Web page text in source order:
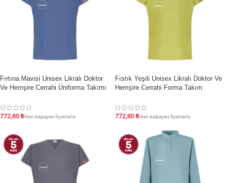
İndirim
Fırtına Mavisi Unisex Likralı Doktor
Ve Hemşire Cerrahi Üniforma Takımı
772,80₺'den başlayan fiyatlarla
İndirim
Fıstık Yeşili Unisex Likralı Doktor Ve
Hemşire Cerrahi Forma Takım
772,80₺'den başlayan fiyatlarla